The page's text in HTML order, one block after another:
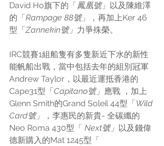
David Ho旗下的「 鳳凰號」以及陳維澤
的「 Rampage 88號」，再加上Ker 46
型「Zannekin號」 力爭殊榮。
IRC競賽1組船隻有多隻新近下水的新性
能帆船出戰，當中包括去年的組別冠軍
Andrew Taylor，以最近運抵香港的
Cape31型「 Capitano號」 應戰 ，加上
Glenn Smith的Grand Soleil 44型「 Wild
Card號」， 李惠民的新貴- 全碳纖的
Neo Roma 430型「 Next號」 以及錢偉
德新購入的Mat 1245型「